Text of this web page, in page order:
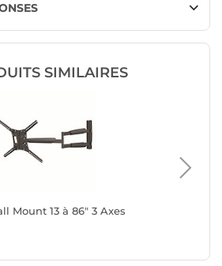
SIMILAIRES
Mount 13 à 86" 3 Axes